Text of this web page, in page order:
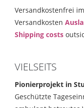
Versandkostenfrei
Versandkosten
Shipping costs
VIELSEITS
Pionierprojekt in
Geschützte